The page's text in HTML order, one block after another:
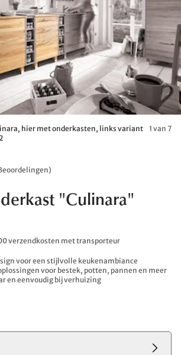
hier met onderkasten, links variant
1 van 7
)
"Culinara"
verzendkosten met transporteur
voor een stijlvolle keukenambiance
voor bestek, potten, pannen en meer
en eenvoudig bij verhuizing